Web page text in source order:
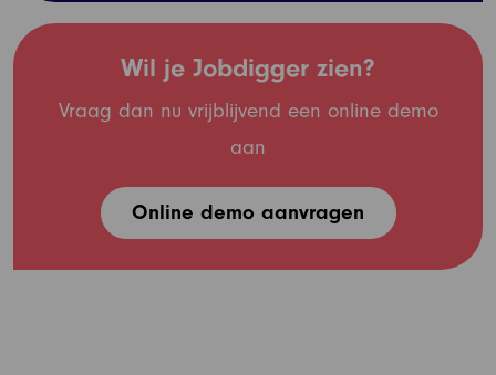
Wil je Jobdigger zien?
Vraag dan nu vrijblijvend een online demo
aan
Online demo aanvragen